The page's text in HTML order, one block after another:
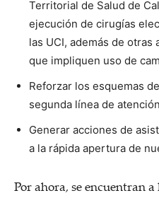
Territorial de Salud de
ejecución de cirugías
las UCI, además de
que impliquen uso de
Reforzar los esquemas
segunda línea de
Generar acciones de
a la rápida apertura de
Por ahora, se encuentran a